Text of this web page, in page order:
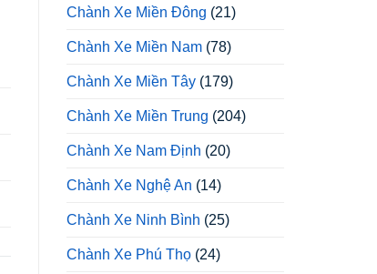
Chành Xe Miền Đông (21)
Chành Xe Miền Nam (78)
Chành Xe Miền Tây (179)
Chành Xe Miền Trung (204)
Chành Xe Nam Định (20)
Chành Xe Nghệ An (14)
Chành Xe Ninh Bình (25)
Chành Xe Phú Thọ (24)